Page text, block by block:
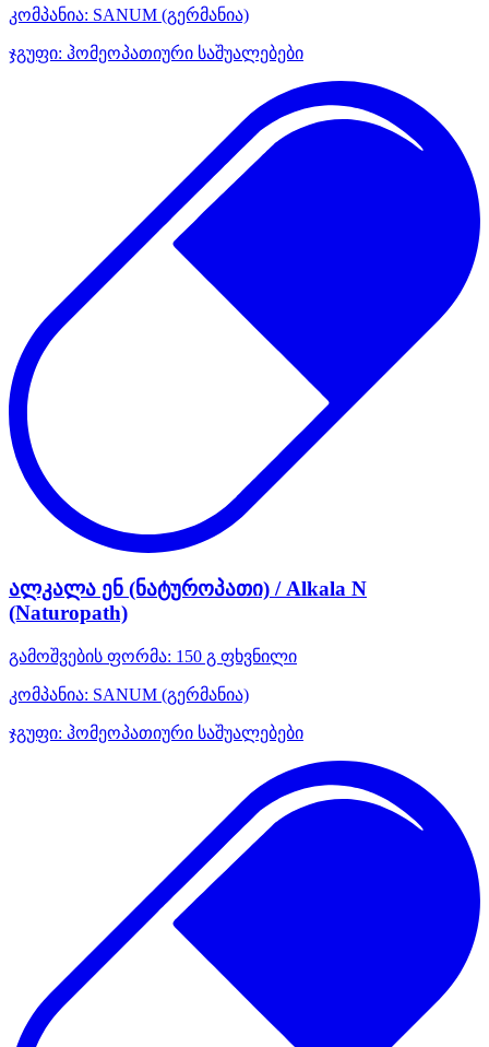
კომპანია: SANUM (გერმანია)
ჯგუფი: ჰომეოპათიური საშუალებები
ალკალა ენ (ნატუროპათი) / Alkala N
(Naturopath)
გამოშვების ფორმა: 150 გ ფხვნილი
კომპანია: SANUM (გერმანია)
ჯგუფი: ჰომეოპათიური საშუალებები